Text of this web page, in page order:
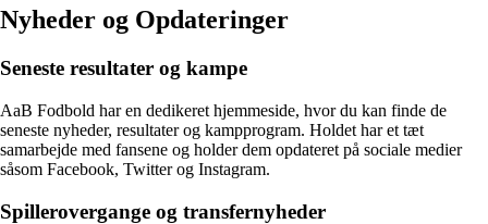
Nyheder og Opdateringer
Seneste resultater og kampe
AaB Fodbold har en dedikeret hjemmeside, hvor du kan finde de
seneste nyheder, resultater og kampprogram. Holdet har et tæt
samarbejde med fansene og holder dem opdateret på sociale medier
såsom Facebook, Twitter og Instagram.
Spillerovergange og transfernyheder